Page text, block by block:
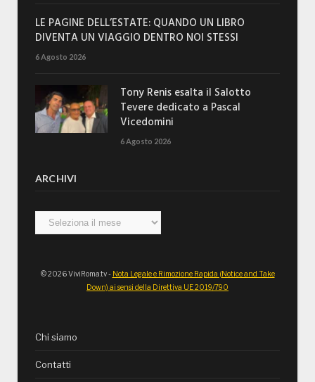
LE PAGINE DELL’ESTATE: QUANDO UN LIBRO
DIVENTA UN VIAGGIO DENTRO NOI STESSI
6 Agosto 2026
Tony Renis esalta il Salotto
Tevere dedicato a Pascal
Vicedomini
6 Agosto 2026
ARCHIVI
Archivi
© 2026 ViviRoma.tv - Nota Legale e Rimozione Rapida (Notice and Take
Down) ai sensi della Direttiva UE 2019/790
Chi siamo
Contatti